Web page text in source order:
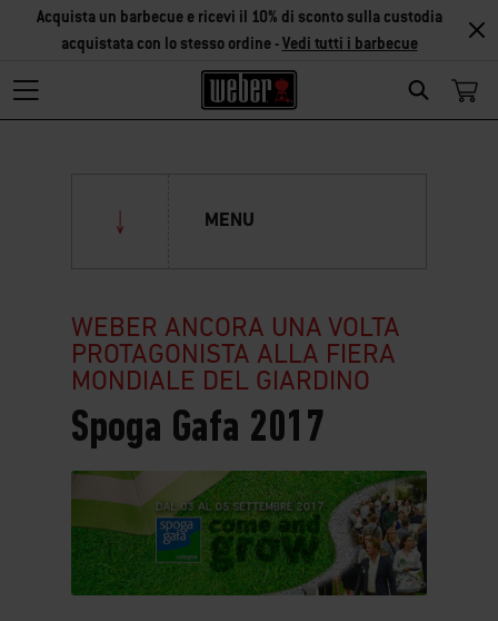
Search
Acquista un barbecue e ricevi il 10% di sconto sulla custodia
acquistata con lo stesso ordine -Vedi tutti i barbecue
MENU
Weber Stores
Weber Store Roma
Weber Store Bologna
Weber Store Verona
Weber Store Emilia Ovest
I vantaggi Weber
Design
Sicurezza
Semplicità
Eventi
Weber Cup 2018
Spoga Gafa 2017
WEBER ANCORA UNA VOLTA
PROTAGONISTA ALLA FIERA
MONDIALE DEL GIARDINO
Spoga Gafa 2017